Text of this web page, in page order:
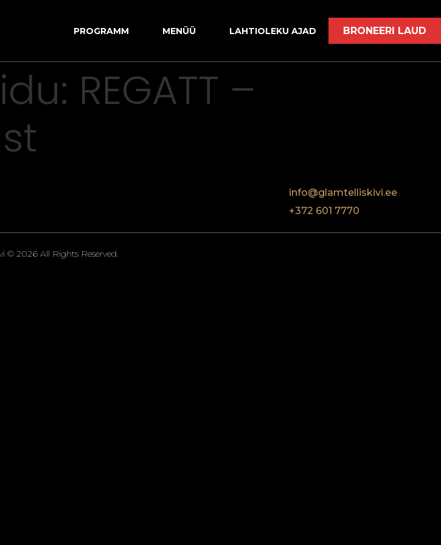
PROGRAMM MENÜÜ LAHTIOLEKU AJAD BRONEERI LAUD
REGATT –
info@glamtelliskivi.ee
+372 601 7770
© 2026 All Rights Reserved.